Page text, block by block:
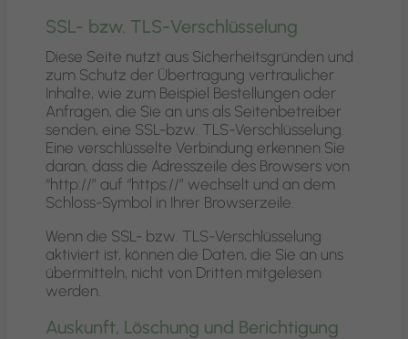
SSL- bzw. TLS-Verschlüsselung
Diese Seite nutzt aus Sicherheitsgründen und
zum Schutz der Übertragung vertraulicher
Inhalte, wie zum Beispiel Bestellungen oder
Anfragen, die Sie an uns als Seitenbetreiber
senden, eine SSL-bzw. TLS-Verschlüsselung.
Eine verschlüsselte Verbindung erkennen Sie
daran, dass die Adresszeile des Browsers von
“http://” auf “https://” wechselt und an dem
Schloss-Symbol in Ihrer Browserzeile.
Wenn die SSL- bzw. TLS-Verschlüsselung
aktiviert ist, können die Daten, die Sie an uns
übermitteln, nicht von Dritten mitgelesen
werden.
Auskunft, Löschung und Berichtigung